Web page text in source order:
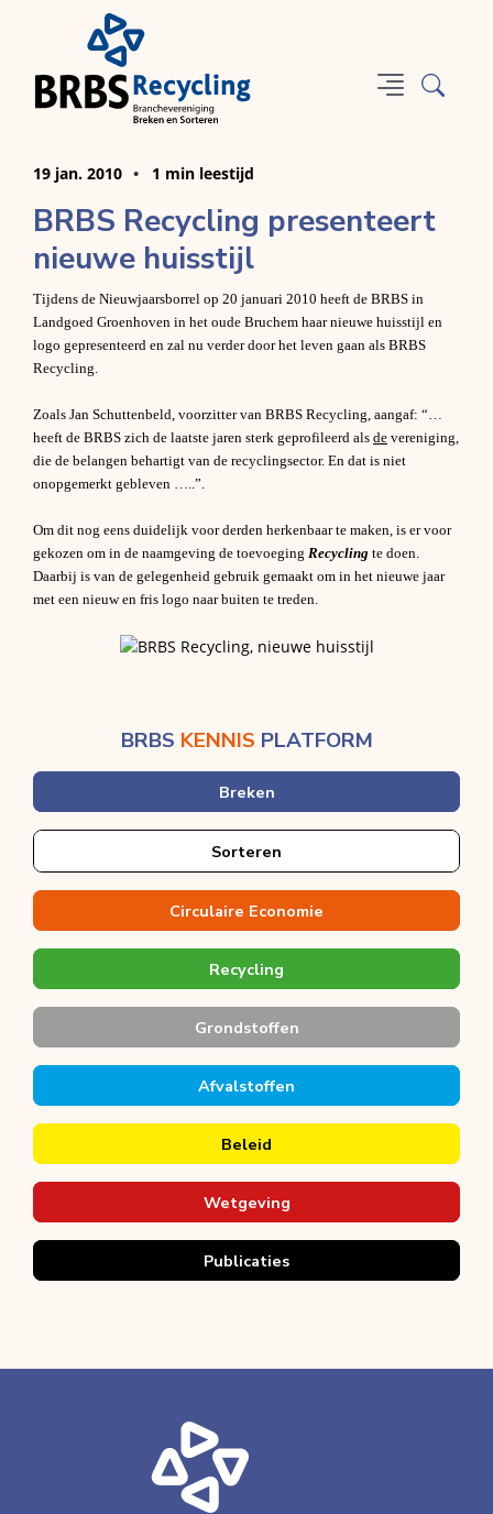
19 jan. 2010 1 min leestijd
BRBS Recycling presenteert
nieuwe huisstijl
Tijdens de Nieuwjaarsborrel op 20 januari 2010 heeft de BRBS in
Landgoed Groenhoven in het oude Bruchem haar nieuwe huisstijl en
logo gepresenteerd en zal nu verder door het leven gaan als BRBS
Recycling.
Zoals Jan Schuttenbeld, voorzitter van BRBS Recycling, aangaf: “…
heeft de BRBS zich de laatste jaren sterk geprofileerd als de vereniging,
die de belangen behartigt van de recyclingsector. En dat is niet
onopgemerkt gebleven …..”.
Om dit nog eens duidelijk voor derden herkenbaar te maken, is er voor
gekozen om in de naamgeving de toevoeging Recycling te doen.
Daarbij is van de gelegenheid gebruik gemaakt om in het nieuwe jaar
met een nieuw en fris logo naar buiten te treden.
BRBS KENNIS PLATFORM
Breken
Sorteren
Circulaire Economie
Recycling
Grondstoffen
Afvalstoffen
Beleid
Wetgeving
Publicaties